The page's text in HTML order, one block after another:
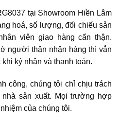
tại Showroom Hiền Lâm
hoá, số lượng, đối chiếu sản
viên giao hàng cẩn thận.
người thân nhận hàng thì vẫn
ký nhận và thanh toán.
công, chúng tôi chỉ chịu trách
sản xuất. Mọi trường hợp
của chúng tôi.